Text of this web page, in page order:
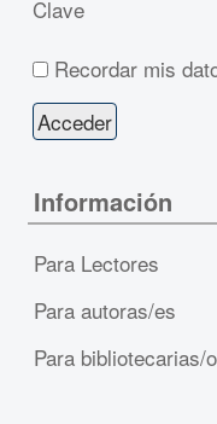
Clave
Recordar mis
Información
Para Lectores
Para autoras/es
Para bibliotecarias/